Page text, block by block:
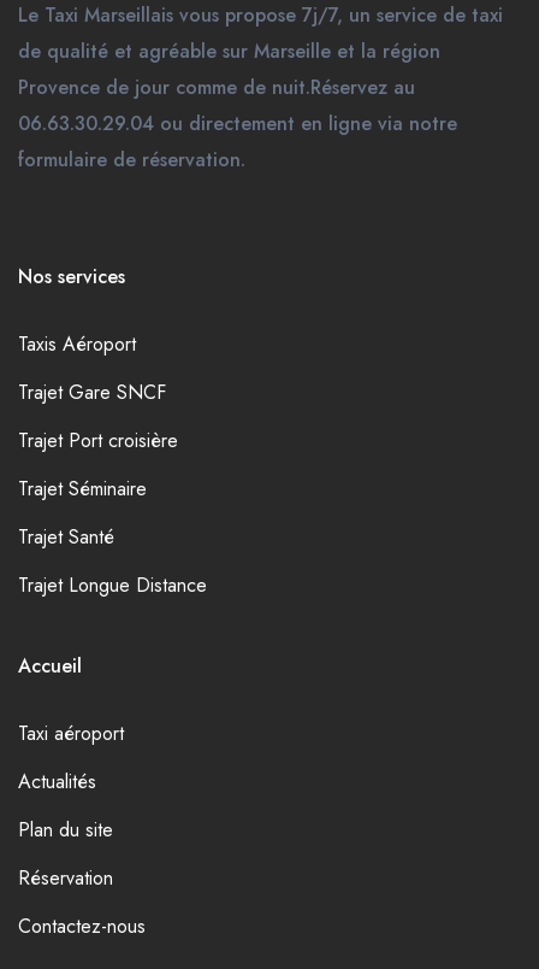
Le Taxi Marseillais vous propose 7j/7, un service de taxi
de qualité et agréable sur Marseille et la région
Provence de jour comme de nuit.Réservez au
06.63.30.29.04 ou directement en ligne via notre
formulaire de réservation.
Nos services
Taxis Aéroport
Trajet Gare SNCF
Trajet Port croisière
Trajet Séminaire
Trajet Santé
Trajet Longue Distance
Accueil
Taxi aéroport
Actualités
Plan du site
Réservation
Contactez-nous